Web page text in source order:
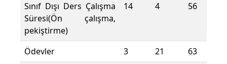
Sınıf Dışı Ders Çalışma
Süresi(Ön çalışma,
pekiştirme)
14 4 56
Ödevler 3 21
63